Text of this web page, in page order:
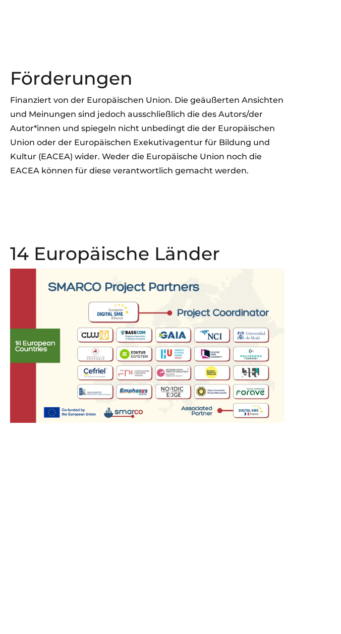
Förderungen
Finanziert von der Europäischen Union. Die geäußerten Ansichten
und Meinungen sind jedoch ausschließlich die des Autors/der
Autor*innen und spiegeln nicht unbedingt die der Europäischen
Union oder der Europäischen Exekutivagentur für Bildung und
Kultur (EACEA) wider. Weder die Europäische Union noch die
EACEA können für diese verantwortlich gemacht werden.
14 Europäische Länder